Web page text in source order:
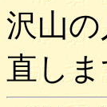
沢山
直し